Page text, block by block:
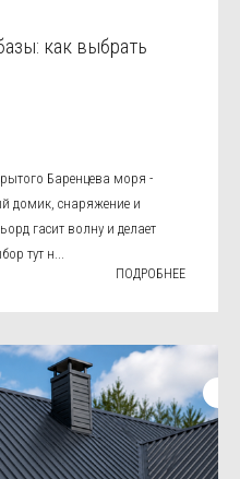
как выбрать
Баренцева моря -
домик, снаряжение и
гасит волну и делает
тут н...
ПОДРОБНЕЕ